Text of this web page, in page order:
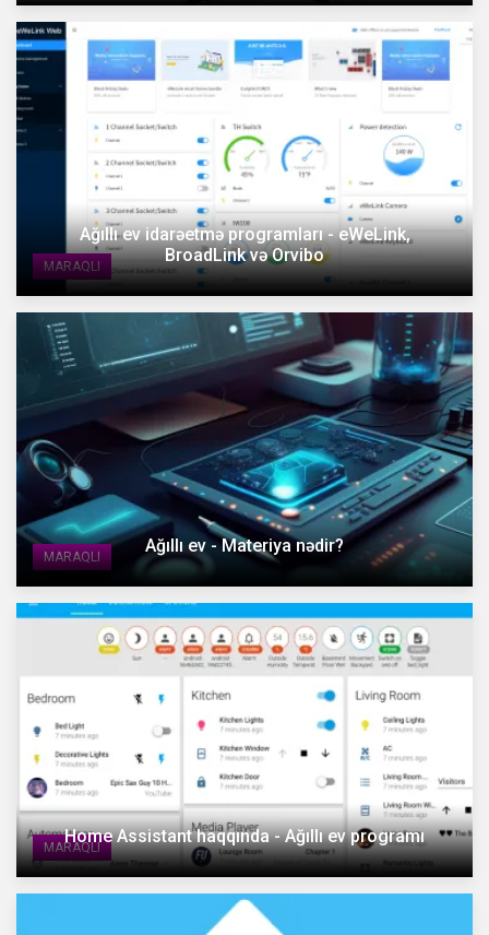
MARAQLI
Ağıllı ev idarəetmə programları - eWeLink,
BroadLink və Orvibo
MARAQLI
Ağıllı ev - Materiya nədir?
MARAQLI
Home Assistant haqqında - Ağıllı ev programı